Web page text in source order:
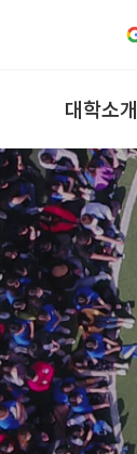
대학소개